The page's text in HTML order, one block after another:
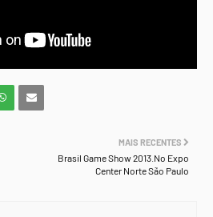
MAIS RECENTES
Brasil Game Show 2013.No Expo
Center Norte São Paulo